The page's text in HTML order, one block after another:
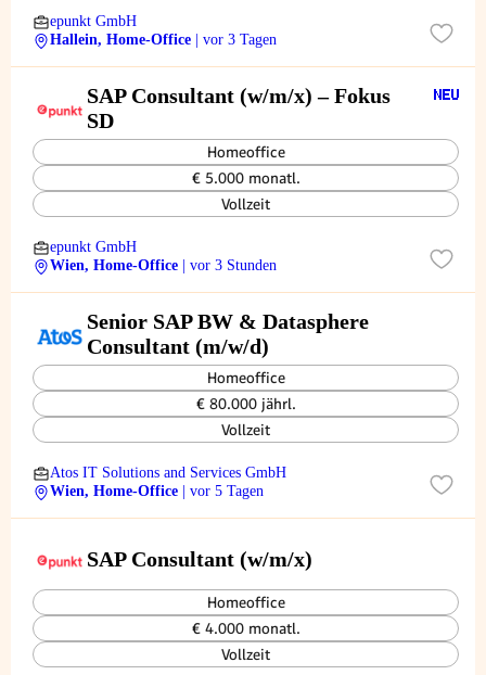
epunkt GmbH
Hallein, Home-Office
| vor 3 Tagen
SAP Consultant (w/m/x) – Fokus
SD
Homeoffice
€ 5.000 monatl.
Vollzeit
epunkt GmbH
Wien, Home-Office
| vor 3 Stunden
Senior SAP BW & Datasphere
Consultant (m/w/d)
Homeoffice
€ 80.000 jährl.
Vollzeit
Atos IT Solutions and Services GmbH
Wien, Home-Office
| vor 5 Tagen
SAP Consultant (w/m/x)
Homeoffice
€ 4.000 monatl.
Vollzeit